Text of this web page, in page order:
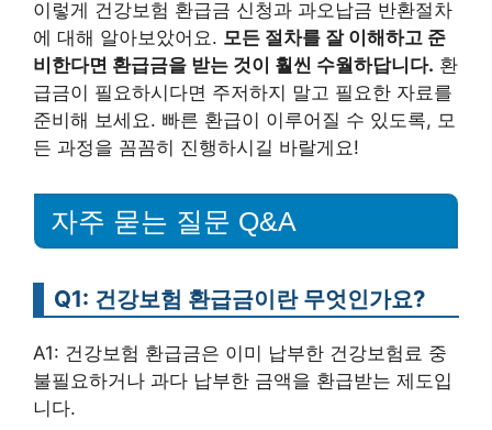
이렇게 건강보험 환급금 신청과 과오납금 반환절차
에 대해 알아보았어요. 모든 절차를 잘 이해하고 준
비한다면 환급금을 받는 것이 훨씬 수월하답니다. 환
급금이 필요하시다면 주저하지 말고 필요한 자료를
준비해 보세요. 빠른 환급이 이루어질 수 있도록, 모
든 과정을 꼼꼼히 진행하시길 바랄게요!
자주 묻는 질문 Q&A
Q1: 건강보험 환급금이란 무엇인가요?
A1: 건강보험 환급금은 이미 납부한 건강보험료 중
불필요하거나 과다 납부한 금액을 환급받는 제도입
니다.